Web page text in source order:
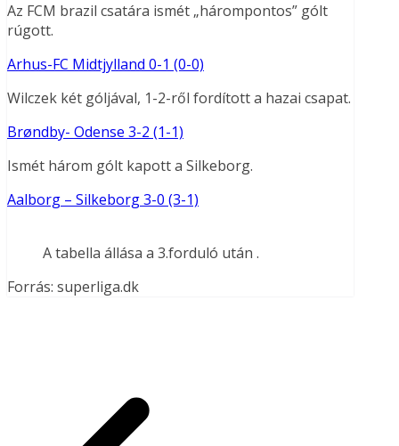
Az FCM brazil csatára ismét „hárompontos” gólt
rúgott.
Arhus-FC Midtjylland 0-1 (0-0)
Wilczek két góljával, 1-2-ről fordított a hazai csapat.
Brøndby- Odense 3-2 (1-1)
Ismét három gólt kapott a Silkeborg.
Aalborg – Silkeborg 3-0 (3-1)
A tabella állása a 3.forduló után .
Forrás: superliga.dk